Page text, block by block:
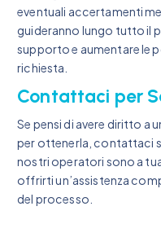
eventuali accertamenti
guideranno lungo tutto il
supporto e aumentare le
richiesta.
Contattaci per
Se pensi di avere diritto a
per ottenerla, contattaci
nostri operatori sono a
offrirti un’assistenza
del processo.